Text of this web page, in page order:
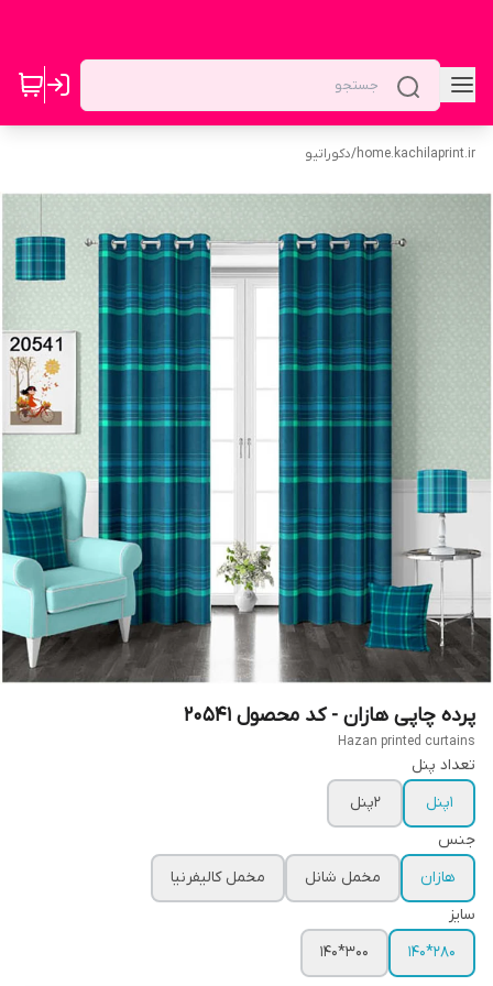
home.kachilaprint.ir
/دکوراتیو
پرده چاپی هازان - کد محصول 20541
Hazan printed curtains
تعداد پنل
1پنل
2پنل
جنس
هازان
مخمل شانل
مخمل کالیفرنیا
سایز
280*140
300*140